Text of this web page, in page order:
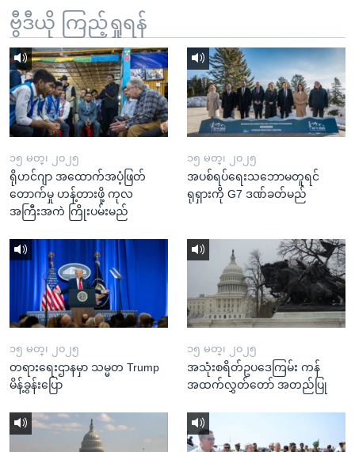
နေရာ
သို့
ကျော်
ရန်
ဗွီဒီယို ကြည့်ရှုရန်
၁၅ မတ္၊ ၂၀၂၅
ရိုဟင်ဂျာ အထောက်အပံ့ဖြတ်
တောက်မှု ဟန့်တားဖို့ ကုလ
အကြီးအကဲ ကြိုးပမ်းမည်
၁၅ မတ္၊ ၂၀၂၅
အပစ်ရပ်ရေးသဘောမတူရင်
ရုရှားကို G7 ဒဏ်ခတ်မည်
၁၅ မတ္၊ ၂၀၂၅
တရားရေးဌာနမှာ သမ္မတ Trump
မိန့်ခွန်းပြော
၁၅ မတ္၊ ၂၀၂၅
အသုံးစရိတ်ဥပဒေကြမ်း ကန်
အထက်လွှတ်တော် အတည်ပြု